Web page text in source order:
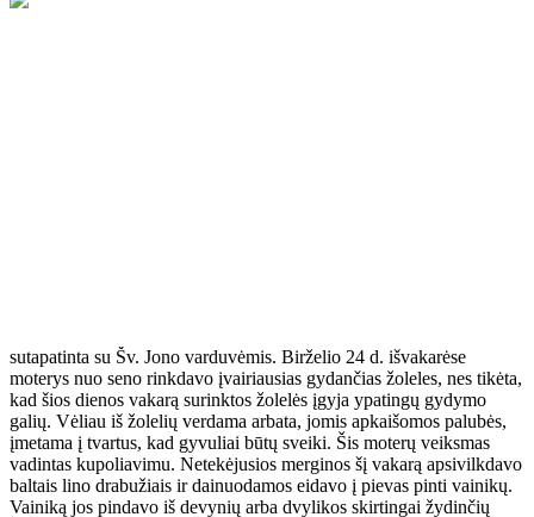
sutapatinta su Šv. Jono varduvėmis. Birželio 24 d. išvakarėse
moterys nuo seno rinkdavo įvairiausias gydančias žoleles, nes tikėta,
kad šios dienos vakarą surinktos žolelės įgyja ypatingų gydymo
galių. Vėliau iš žolelių verdama arbata, jomis apkaišomos palubės,
įmetama į tvartus, kad gyvuliai būtų sveiki. Šis moterų veiksmas
vadintas kupoliavimu. Netekėjusios merginos šį vakarą apsivilkdavo
baltais lino drabužiais ir dainuodamos eidavo į pievas pinti vainikų.
Vainiką jos pindavo iš devynių arba dvylikos skirtingai žydinčių